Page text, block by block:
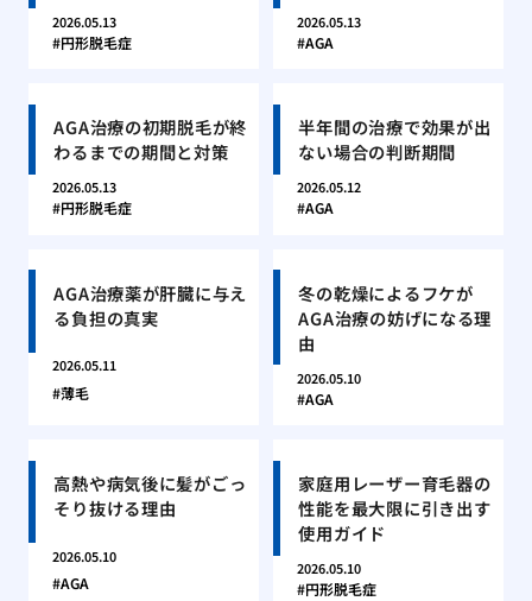
2026.05.13
円形脱毛症
2026.05.13
AGA
AGA治療の初期脱毛が終
わるまでの期間と対策
2026.05.13
円形脱毛症
半年間の治療で効果が出
ない場合の判断期間
2026.05.12
AGA
AGA治療薬が肝臓に与え
る負担の真実
2026.05.11
薄毛
冬の乾燥によるフケが
AGA治療の妨げになる理
由
2026.05.10
AGA
高熱や病気後に髪がごっ
そり抜ける理由
2026.05.10
AGA
家庭用レーザー育毛器の
性能を最大限に引き出す
使用ガイド
2026.05.10
円形脱毛症